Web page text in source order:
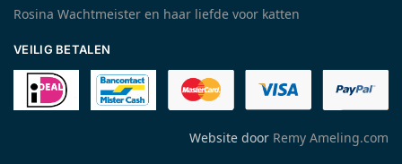
Rosina Wachtmeister en haar liefde voor katten
VEILIG BETALEN
Website door Remy Ameling.com